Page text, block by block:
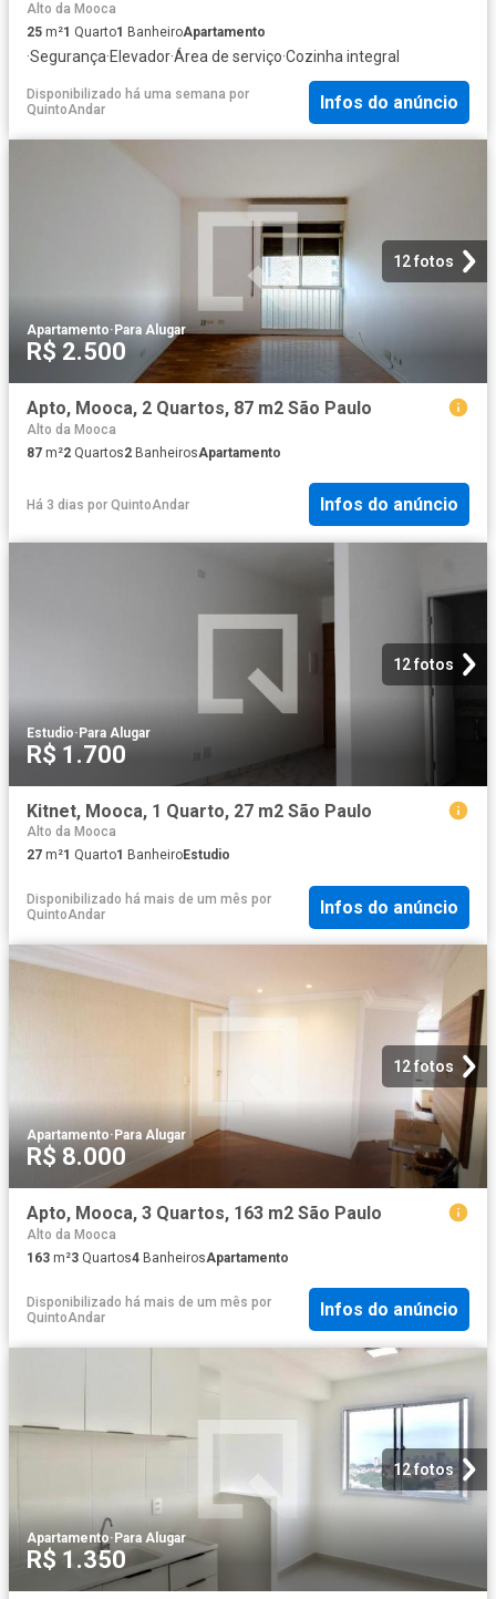
Alto da Mooca
25 m²1 Quarto1 BanheiroApartamento
·Segurança·Elevador·Área de serviço·Cozinha integral
Disponibilizado há uma semana por
QuintoAndar
Infos do anúncio
12 fotos
Apartamento· Para Alugar
R$ 2.500
Apto, Mooca, 2 Quartos, 87 m2 São Paulo
Alto da Mooca
87 m²2 Quartos2 BanheirosApartamento
Há 3 dias por QuintoAndar Infos do anúncio
12 fotos
Estudio·Para Alugar
R$ 1.700
Kitnet, Mooca, 1 Quarto, 27 m2 São Paulo
Alto da Mooca
27 m²1 Quarto1 BanheiroEstudio
Disponibilizado há mais de um mês por
QuintoAndar
Infos do anúncio
12 fotos
Apartamento· Para Alugar
R$ 8.000
Apto, Mooca, 3 Quartos, 163 m2 São Paulo
Alto da Mooca
163 m²3 Quartos4 BanheirosApartamento
Disponibilizado há mais de um mês por
QuintoAndar
Infos do anúncio
12 fotos
Apartamento·Para Alugar
R$ 1.350